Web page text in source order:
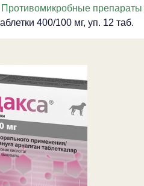
Противомикробные препараты
400/100 мг, уп. 12 таб.